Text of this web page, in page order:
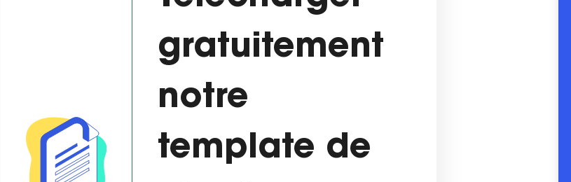
gratuitement
notre
template de